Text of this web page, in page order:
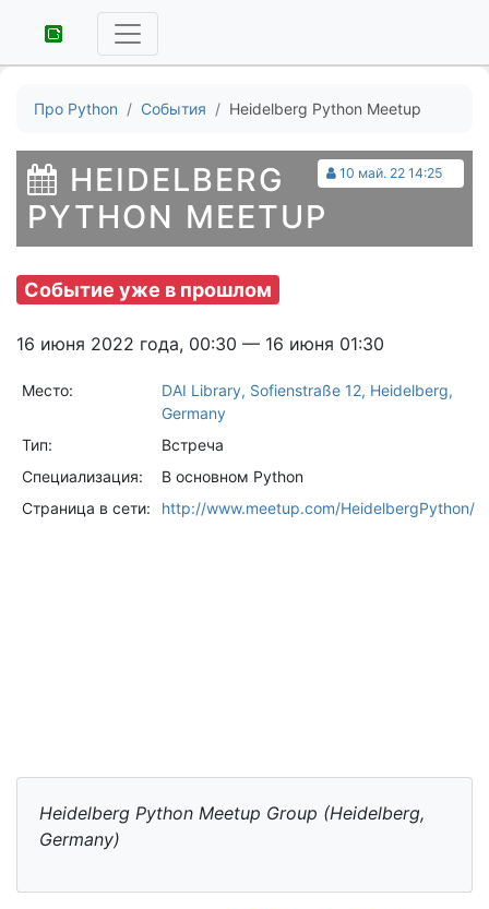
Про Python События Heidelberg Python Meetup
10 май. 22 14:25
HEIDELBERG
PYTHON MEETUP
Событие уже в прошлом
16 июня 2022 года, 00:30 — 16 июня 01:30
Место:
DAI Library, Sofienstraße 12, Heidelberg,
Germany
Тип:
Встреча
Специализация:
В основном Python
Страница в сети:
http://www.meetup.com/HeidelbergPython/
Heidelberg Python Meetup Group (Heidelberg,
Germany)